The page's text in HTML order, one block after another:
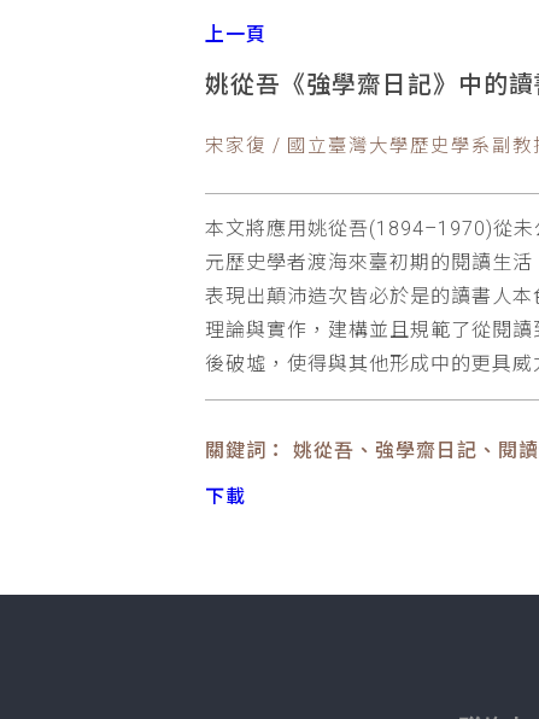
上一頁
姚從吾《強學齋日記》中的
宋家復 / 國立臺灣大學歷史學系副教
本文將應用姚從吾(1894–1970)從
元歷史學者渡海來臺初期的閱讀生
表現出顛沛造次皆必於是的讀書人
理論與實作，建構並且規範了從閱
後破墟，使得與其他形成中的更具
關鍵詞： 姚從吾、強學齋日記、閱
下載